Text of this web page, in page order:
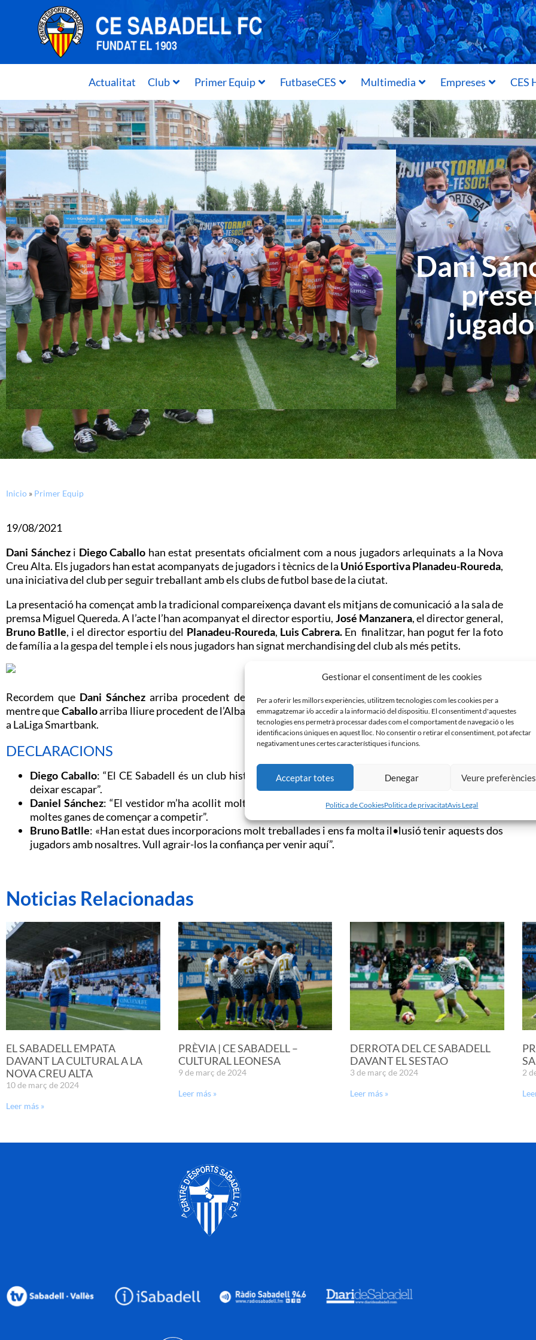
Gestionar el consentiment de les cookies
Per a oferir les millors experiències, utilitzem tecnologies com les cookies per a
emmagatzemar i/o accedir a la informació del dispositiu. El consentiment d'aquestes
tecnologies ens permetrà processar dades com el comportament de navegació o les
identificacions úniques en aquest lloc. No consentir o retirar el consentiment, pot afectar
negativament unes certes característiques i funcions.
Acceptar totes Denegar Veure preferències
Politica de CookiesPolitica de privacitatAvis Legal
Actualitat Club Primer Equip FutbaseCES Multimedia Empreses CES
Dani
Inicio » Primer Equip
19/08/2021
Dani Sánchez i Diego Caballo han estat presentats oficialment com a nous jugadors arlequinats a la Nova
Creu Alta. Els jugadors han estat acompanyats de jugadors i tècnics de la Unió Esportiva Planadeu-Roureda,
una iniciativa del club per seguir treballant amb els clubs de futbol base de la ciutat.
La presentació ha començat amb la tradicional compareixença davant els mitjans de comunicació a la sala de
premsa Miguel Quereda. A l’acte l’han acompanyat el director esportiu, José Manzanera, el director general,
Bruno Batlle, i el director esportiu del Planadeu-Roureda, Luis Cabrera.En finalitzar, han pogut fer la foto
de família a la gespa del temple i els nous jugadors han signat merchandising del club als més petits.
Recordem que Dani Sánchezarriba procedent de l’Extremadura UD, on ha militat l’última temporada,
mentre queCaballoarriba lliure procedent de l’Albacete Balompié, on ha jugat les últimes dues temporades
a LaLiga Smartbank.
DECLARACIONS
Diego Caballo: “El CE Sabadell és un club històric i per mi ha sigut una oportunitat que no he pogut
deixar escapar”.
Daniel Sánchez: “El vestidor m’ha acollit molt bé des d’un inici i està fent molt fàcil l’adaptació. Tinc
moltes ganes de començar a competir”.
Bruno Batlle: «Han estat dues incorporacions molt treballades i ens fa molta il•lusió tenir aquests dos
jugadors amb nosaltres. Vull agrair-los la confiança per venir aquí”.
Noticias Relacionadas
EL SABADELL EMPATA
DAVANT LA CULTURAL A LA
NOVA CREU ALTA
10 de març de 2024
Leer más »
PRÈVIA | CE SABADELL –
CULTURAL LEONESA
9 de març de 2024
Leer más »
DERROTA DEL CE SABADELL
DAVANT EL SESTAO
3 de març de 2024
Leer más »
2